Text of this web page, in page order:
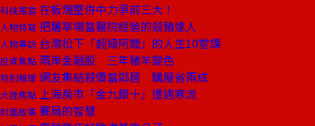
科技風雲 在板塊整併中力爭前三大！
人物特寫 把屠宰場當醫院經營的殺豬達人
人物專訪 台灣松下「超級阿嬤」的人生10堂課
投資焦點 兩岸金融股 三年豬羊變色
特別報導 網友集結殺價當鄰居 購屋省兩成
大陸焦點 上海房市「金九銀十」遭遇寒流
封面故事 賽局的智慧